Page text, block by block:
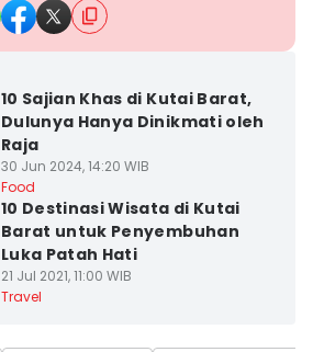
10 Sajian Khas di Kutai Barat,
Dulunya Hanya Dinikmati oleh
Raja
30 Jun 2024, 14:20 WIB
Food
10 Destinasi Wisata di Kutai
Barat untuk Penyembuhan
Luka Patah Hati
21 Jul 2021, 11:00 WIB
Travel